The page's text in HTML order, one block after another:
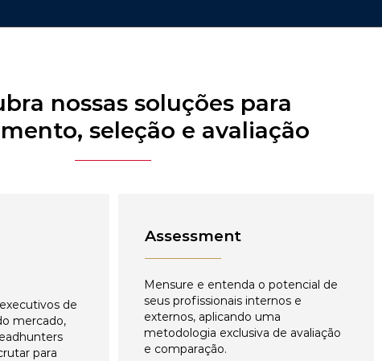
nossas soluções para
seleção e avaliação
de
mercado,
para
Assessment
Mensure e entenda o potencial de
seus profissionais internos e
externos, aplicando uma
metodologia exclusiva de avaliação
e comparação.